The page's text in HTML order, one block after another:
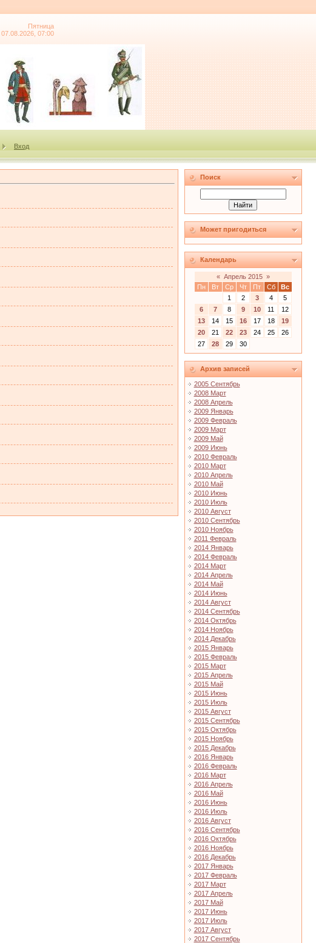
Пятница
07.08.2026, 07:00
Вход
Поиск
Может пригодиться
Календарь
« Апрель 2015 »
Пн
Вт Ср Чт Пт Сб
Вс
1
2 3 4
5
6
7 8 9 10 11
12
13
14 15 16 17 18
19
20
21 22 23 24 25
26
27
28 29 30
Архив записей
2005 Сентябрь
2008 Март
2008 Апрель
2009 Январь
2009 Февраль
2009 Март
2009 Май
2009 Июнь
2010 Февраль
2010 Март
2010 Апрель
2010 Май
2010 Июнь
2010 Июль
2010 Август
2010 Сентябрь
2010 Ноябрь
2011 Февраль
2014 Январь
2014 Февраль
2014 Март
2014 Апрель
2014 Май
2014 Июнь
2014 Август
2014 Сентябрь
2014 Октябрь
2014 Ноябрь
2014 Декабрь
2015 Январь
2015 Февраль
2015 Март
2015 Апрель
2015 Май
2015 Июнь
2015 Июль
2015 Август
2015 Сентябрь
2015 Октябрь
2015 Ноябрь
2015 Декабрь
2016 Январь
2016 Февраль
2016 Март
2016 Апрель
2016 Май
2016 Июнь
2016 Июль
2016 Август
2016 Сентябрь
2016 Октябрь
2016 Ноябрь
2016 Декабрь
2017 Январь
2017 Февраль
2017 Март
2017 Апрель
2017 Май
2017 Июнь
2017 Июль
2017 Август
2017 Сентябрь